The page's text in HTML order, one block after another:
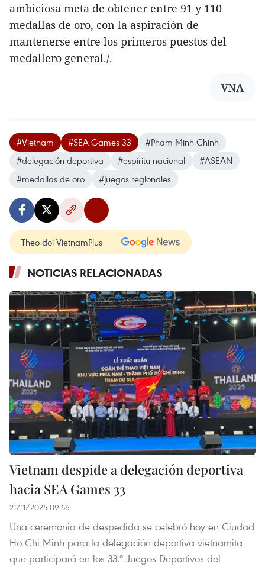
ambiciosa meta de obtener entre 91 y 110
medallas de oro, con la aspiración de
mantenerse entre los primeros puestos del
medallero general./.
VNA
#Vietnam #SEA Games 33
#Pham Minh Chinh
#delegación deportiva
#espíritu nacional
#ASEAN
#medallas de oro
#juegos regionales
Theo dõi VietnamPlus
NOTICIAS RELACIONADAS
Vietnam despide a delegación deportiva
hacia SEA Games 33
21/11/2025 09:56
Una ceremonia de despedida se celebró hoy en Ciudad
Ho Chi Minh para la delegación deportiva vietnamita
que participará en los 33.º Juegos Deportivos del